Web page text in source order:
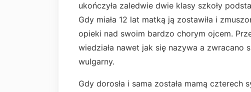
ukończyła zaledwie dwie klasy szkoły
Gdy miała 12 lat matką ją zostawiła i
opieki nad swoim bardzo chorym ojcem.
wiedziała nawet jak się nazywa a zwracano
wulgarny.
Gdy dorosła i sama została mamą czterech